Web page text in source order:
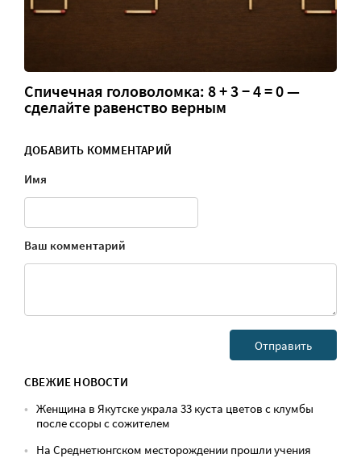
Спичечная головоломка: 8 + 3 − 4 = 0 —
сделайте равенство верным
ДОБАВИТЬ КОММЕНТАРИЙ
Имя
Ваш комментарий
СВЕЖИЕ НОВОСТИ
Женщина в Якутске украла 33 куста цветов с клумбы
после ссоры с сожителем
На Среднетюнгском месторождении прошли учения